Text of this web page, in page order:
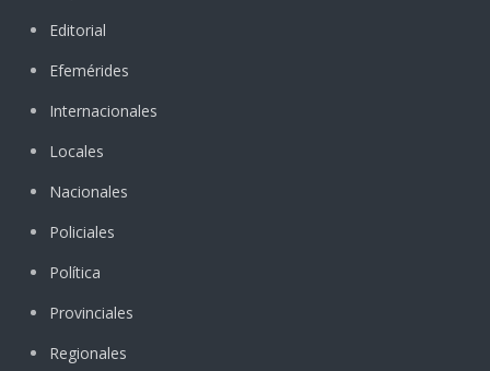
Editorial
Efemérides
Internacionales
Locales
Nacionales
Policiales
Política
Provinciales
Regionales